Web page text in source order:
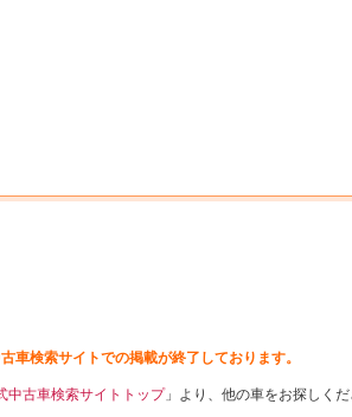
車検索サイトでの掲載が終了しております。
中古車検索サイトトップ」より、他の車をお探しくだ